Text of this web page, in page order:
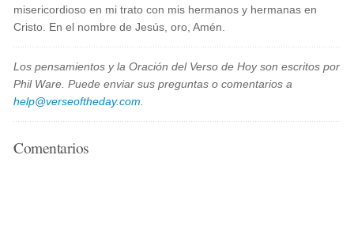
misericordioso en mi trato con mis hermanos y hermanas en
Cristo. En el nombre de Jesús, oro, Amén.
Los pensamientos y la Oración del Verso de Hoy son escritos por
Phil Ware. Puede enviar sus preguntas o comentarios a
help@verseoftheday.com
Comentarios